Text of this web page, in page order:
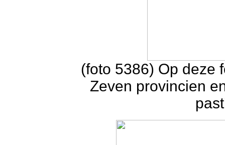
(foto 5386) Op deze
Zeven provincien